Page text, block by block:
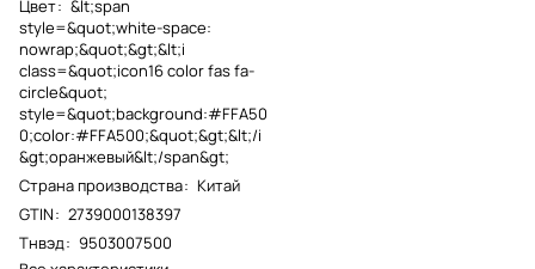
Цвет: &lt;span
style=&quot;white-space:
nowrap;&quot;&gt;&lt;i
class=&quot;icon16 color fas fa-
circle&quot;
style=&quot;background:#FFA50
0;color:#FFA500;&quot;&gt;&lt;/i
&gt;оранжевый&lt;/span&gt;
Страна производства: Китай
GTIN: 2739000138397
Тнвэд: 9503007500